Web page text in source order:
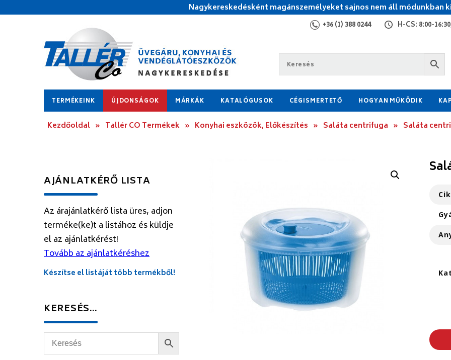
Nagykereskedésként magánszemélyeket sajnos nem áll módunkban
+36 (1) 388 0244 H-CS: 8:00-
TERMÉKEINK ÚJDONSÁGOK MÁRKÁK KATALÓGUSOK CÉGISMERTETŐ HOGYAN MŰKÖDIK
Kezdőoldal » Tallér CO Termékek » Konyhai eszközök, Előkészítés » Saláta centrifuga » Saláta
AJÁNLATKÉRŐ LISTA
Az árajánlatkérő lista üres, adjon
terméke(ke)t a listához és küldje
el az ajánlatkérést!
Tovább az ajánlatkéréshez
Készítse el listáját több termékből!
KERESÉS…